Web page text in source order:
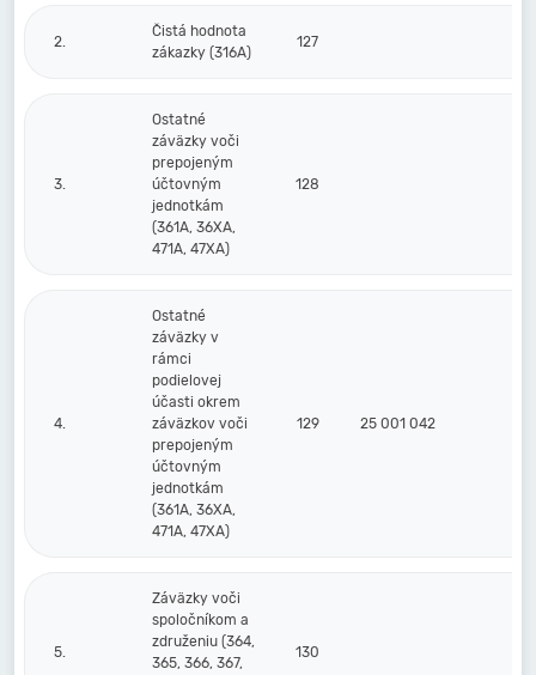
2.
Čistá hodnota
zákazky (316A)
127
3.
Ostatné
záväzky voči
prepojeným
účtovným
jednotkám
(361A, 36XA,
471A, 47XA)
128
4.
Ostatné
záväzky v
rámci
podielovej
účasti okrem
záväzkov voči
prepojeným
účtovným
jednotkám
(361A, 36XA,
471A, 47XA)
129 25 001 042
5.
Záväzky voči
spoločníkom a
združeniu (364,
365, 366, 367,
130